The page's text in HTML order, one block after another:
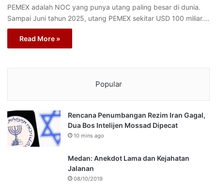
PEMEX adalah NOC yang punya utang paling besar di dunia.
Sampai Juni tahun 2025, utang PEMEX sekitar USD 100 miliar.…
Read More »
Popular
Rencana Penumbangan Rezim Iran Gagal,
Dua Bos Intelijen Mossad Dipecat
10 mins ago
Medan: Anekdot Lama dan Kejahatan
Jalanan
08/10/2019